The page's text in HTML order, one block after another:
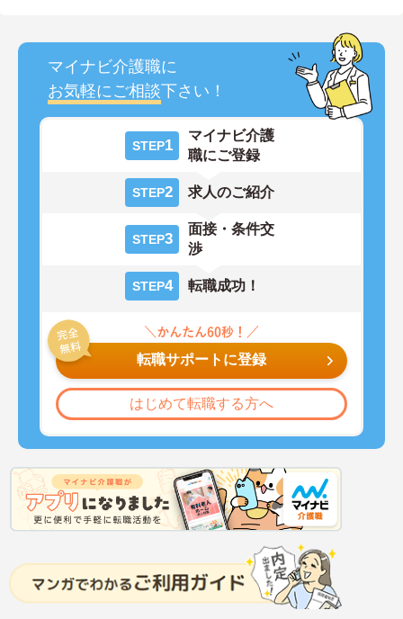
マイナビ介護職に
お気軽にご相談下さい！
STEP1
マイナビ介護
職にご登録
STEP2 求人のご紹介
STEP3
面接・条件交
渉
STEP4 転職成功！
転職サポートに登録
はじめて転職する方へ